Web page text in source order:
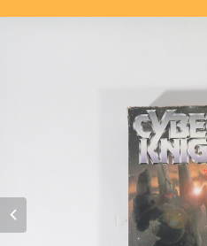
【GB】ゲームボーイ - GAME BOY
【PS】プレイステーション - PLAY
【NG】ネオジオ - NEOGEO